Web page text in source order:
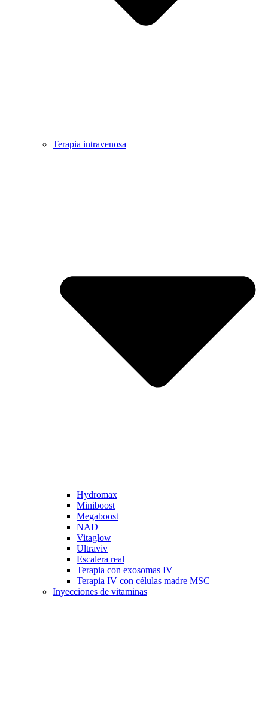
Terapia intravenosa
Hydromax
Miniboost
Megaboost
NAD+
Vitaglow
Ultraviv
Escalera real
Terapia con exosomas IV
Terapia IV con células madre MSC
Inyecciones de vitaminas